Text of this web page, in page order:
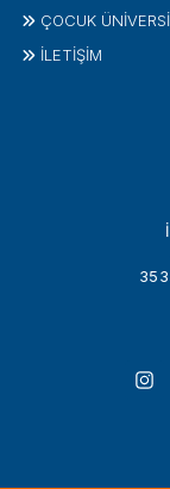
ÇOCUK
İLETIŞIM